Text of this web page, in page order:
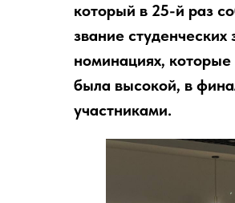
который в 25-й раз
звание
номинациях,
была высокой, в
участниками.